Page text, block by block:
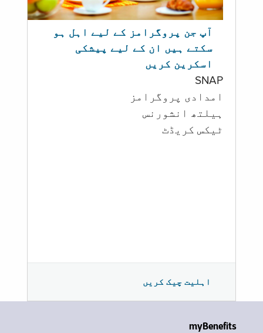
آپ جن پروگرامز کے لیے اہل ہو
سکتے ہیں ان کے لیے پیشکی
اسکرین کریں
SNAP
امدادی پروگرامز
‏ہیلتھ انشورنس
ٹیکس کریڈٹ
اہلیت چیک کریں
myBenefits